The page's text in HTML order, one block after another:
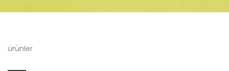
ürünler